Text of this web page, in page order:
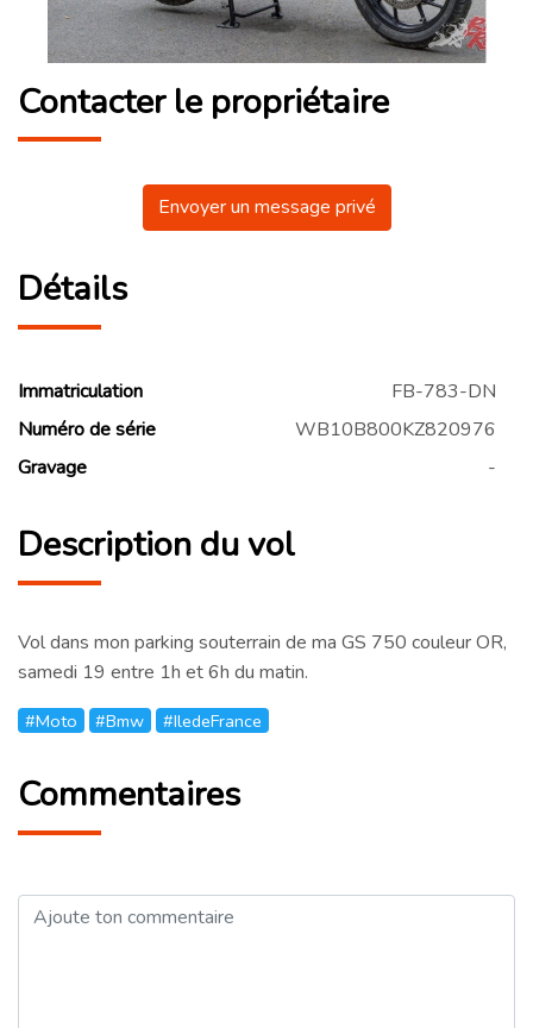
Contacter le propriétaire
Envoyer un message privé
Détails
Immatriculation
FB-783-DN
Numéro de série
WB10B800KZ820976
Gravage
-
Description du vol
Vol dans mon parking souterrain de ma GS 750 couleur OR,
samedi 19 entre 1h et 6h du matin.
#Moto #Bmw #IledeFrance
Commentaires